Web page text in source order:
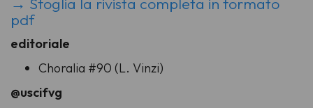
pdf
editoriale
Choralia #90 (L. Vinzi)
@uscifvg